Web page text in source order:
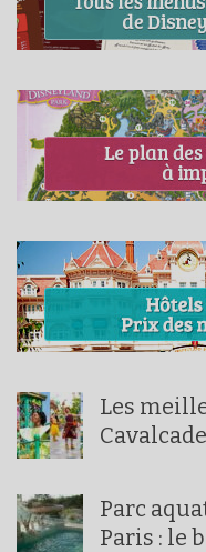
Les
Parc
Paris : le